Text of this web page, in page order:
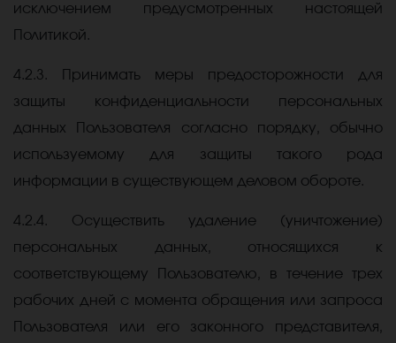
исключением предусмотренных настоящей
Политикой.
4.2.3. Принимать меры предосторожности для
защиты конфиденциальности персональных
данных Пользователя согласно порядку, обычно
используемому для защиты такого рода
информации в существующем деловом обороте.
4.2.4. Осуществить удаление (уничтожение)
персональных данных, относящихся к
соответствующему Пользователю, в течение трех
рабочих дней с момента обращения или запроса
Пользователя или его законного представителя,